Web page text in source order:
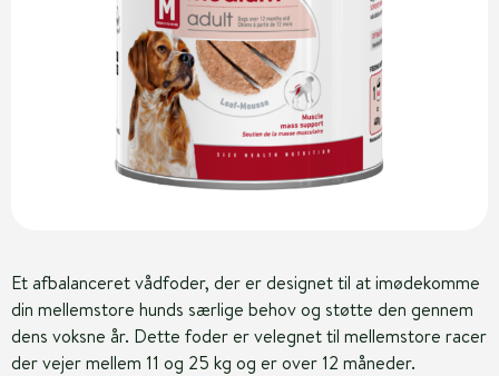
Et afbalanceret vådfoder, der er designet til at imødekomme
din mellemstore hunds særlige behov og støtte den gennem
dens voksne år. Dette foder er velegnet til mellemstore racer
der vejer mellem 11 og 25 kg og er over 12 måneder.